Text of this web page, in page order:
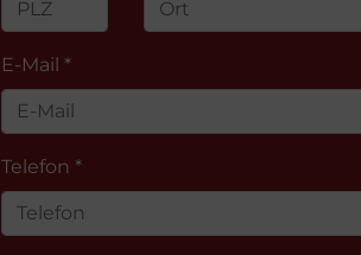
E-Mail *
Telefon *